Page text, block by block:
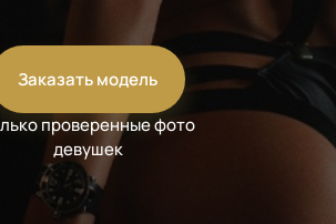
Заказать модель
проверенные фото
девушек